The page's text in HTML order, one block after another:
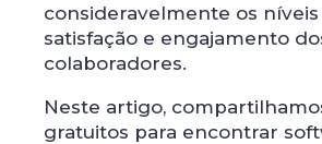
consideravelmente os níveis
satisfação e engajamento
colaboradores.
Neste artigo,
gratuitos para encontrar